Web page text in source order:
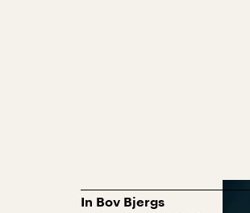
In Bov Bjergs